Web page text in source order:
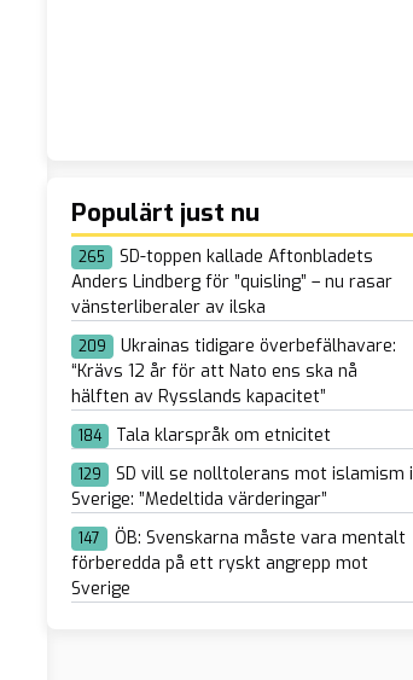
Populärt just nu
265
SD-toppen kallade Aftonbladets
Anders Lindberg för ”quisling” – nu rasar
vänsterliberaler av ilska
209
Ukrainas tidigare överbefälhavare:
“Krävs 12 år för att Nato ens ska nå
hälften av Rysslands kapacitet”
184 Tala klarspråk om etnicitet
129
SD vill se nolltolerans mot islamism i
Sverige: ”Medeltida värderingar”
147
ÖB: Svenskarna måste vara mentalt
förberedda på ett ryskt angrepp mot
Sverige